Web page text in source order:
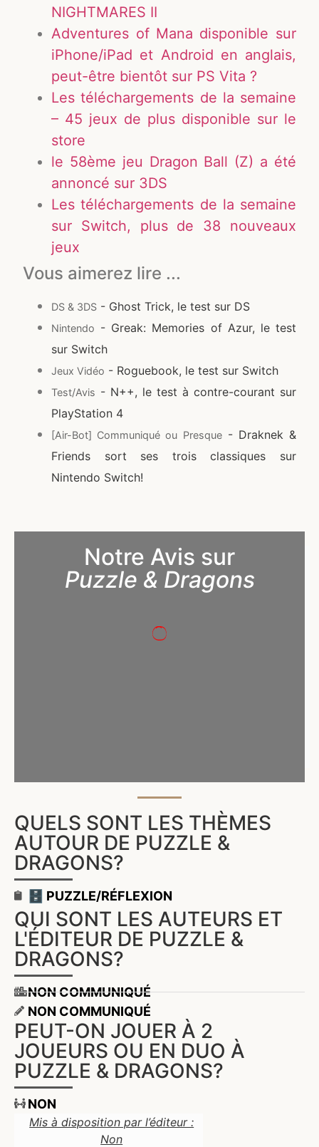
NIGHTMARES II
Adventures of Mana disponible sur
iPhone/iPad et Android en anglais,
peut-être bientôt sur PS Vita ?
Les téléchargements de la semaine
– 45 jeux de plus disponible sur le
store
le 58ème jeu Dragon Ball (Z) a été
annoncé sur 3DS
Les téléchargements de la semaine
sur Switch, plus de 38 nouveaux
jeux
Vous aimerez lire ...
DS & 3DS - Ghost Trick, le test sur DS
Nintendo - Greak: Memories of Azur, le test
sur Switch
Jeux Vidéo - Roguebook, le test sur Switch
Test/Avis - N++, le test à contre-courant sur
PlayStation 4
[Air-Bot] Communiqué ou Presque- Draknek &
Friends sort ses trois classiques sur
Nintendo Switch!
Notre Avis sur
Puzzle & Dragons
QUELS SONT LES THÈMES
AUTOUR DE PUZZLE &
DRAGONS?
🗄️ PUZZLE/RÉFLEXION
QUI SONT LES AUTEURS ET
L'ÉDITEUR DE PUZZLE &
DRAGONS?
NON COMMUNIQUÉ
NON COMMUNIQUÉ
PEUT-ON JOUER À 2
JOUEURS OU EN DUO À
PUZZLE & DRAGONS?
NON
Mis à disposition par l’éditeur :
Non